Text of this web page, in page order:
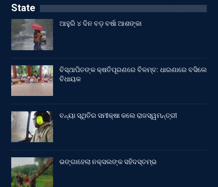
State
ଆହୁରି ୪ ଦିନ ବଡ଼ ବର୍ଷା ଆଶଙ୍କା
ବିସ୍ଥାପିତଙ୍କ କ୍ଷତିପୂରଣରେ ବିଳମ୍ବ: ଧାରଣାରେ ବସିଲେ
ବିଧାୟକ
ବନ୍ୟା ସ୍ଥିତିର ସମୀକ୍ଷା କଲେ ରାଜସ୍ୱମନ୍ତ୍ରୀ
ଭଙ୍ଗାହେଲା ନକ୍ସଲଙ୍କ ସହିଦସ୍ତମ୍ଭ